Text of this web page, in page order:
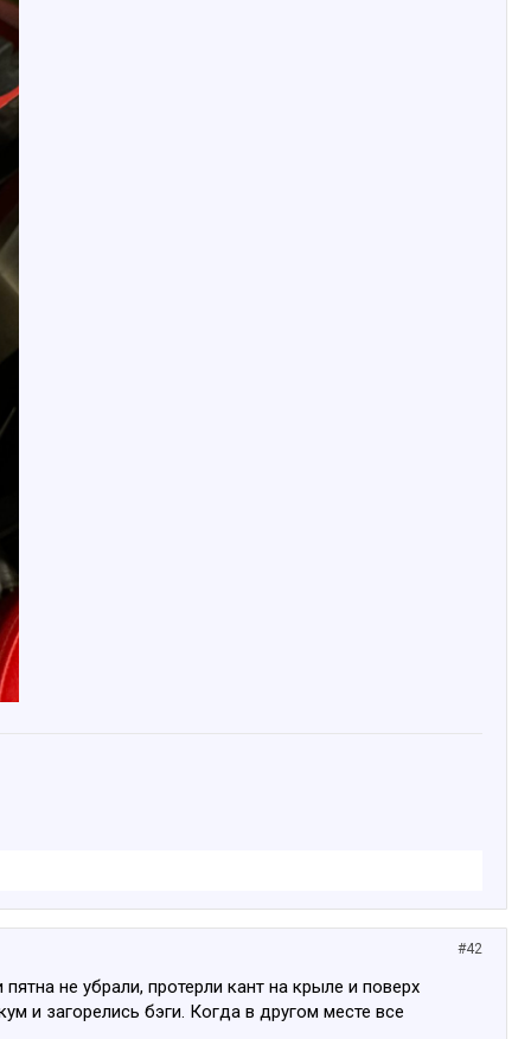
#42
не убрали, протерли кант на крыле и поверх
и загорелись бэги. Когда в другом месте все